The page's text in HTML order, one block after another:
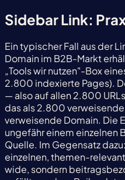
Sidebar Link:
Ein typischer Fall aus der
Domain im B2B-Markt
„Tools wir nutzen"-Box
2.800 indexierte Pages).
— also auf allen 2.800
das als 2.800 verweisende
verweisende Domain. Die
ungefähr einem einzelnen
Quelle. Im Gegensatz
einzelnen, themen-
wide, sondern